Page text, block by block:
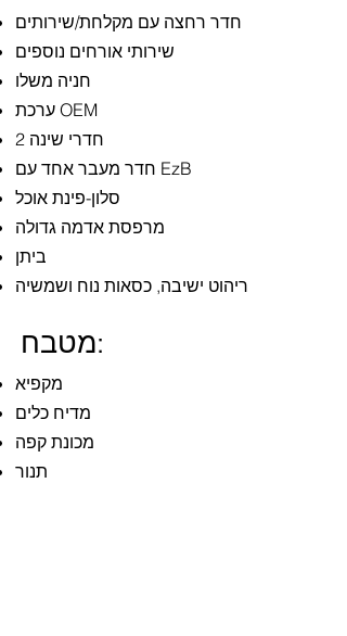
חדר רחצה עם מקלחת/שירותים
שירותי אורחים נוספים
חניה משלו
ערכת OEM
2 חדרי שינה
חדר מעבר אחד עם EzB
סלון-פינת אוכל
מרפסת אדמה גדולה
ביתן
ריהוט ישיבה, כסאות נוח ושמשיה
מטבח:
מקפיא
מדיח כלים
מכונת קפה
תנור